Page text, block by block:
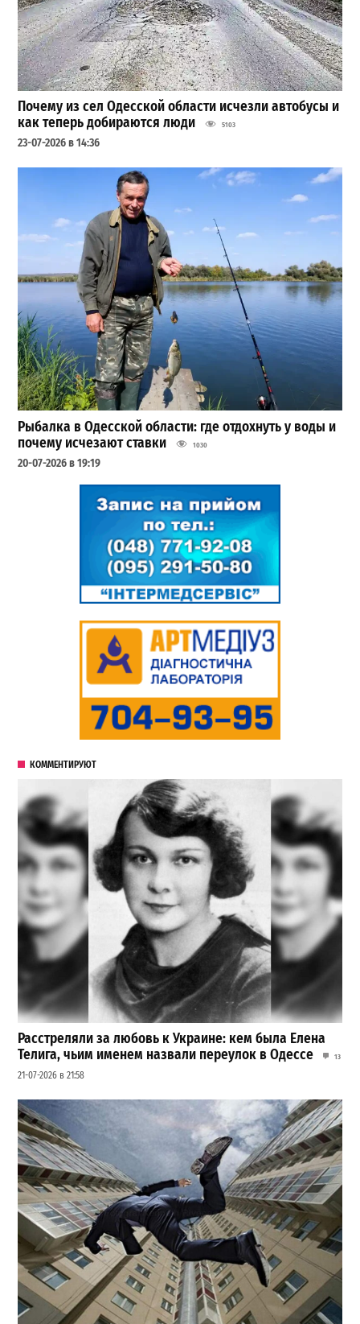
Почему из сел Одесской области исчезли автобусы и
как теперь добираются люди
5103
23-07-2026 в 14:36
Рыбалка в Одесской области: где отдохнуть у воды и
почему исчезают ставки
1030
20-07-2026 в 19:19
КОММЕНТИРУЮТ
Расстреляли за любовь к Украине: кем была Елена
Телига, чьим именем назвали переулок в Одессе
13
21-07-2026 в 21:58